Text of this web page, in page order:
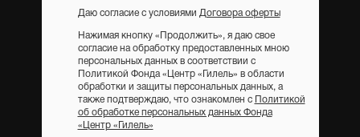
Даю согласие с условиями Договора оферты
Нажимая кнопку «Продолжить», я даю свое
согласие на обработку предоставленных мною
персональных данных в соответствии с
Политикой Фонда «Центр «Гилель» в области
обработки и защиты персональных данных, а
также подтверждаю, что ознакомлен с
Политикой
об обработке персональных данных Фонда
«Центр «Гилель»